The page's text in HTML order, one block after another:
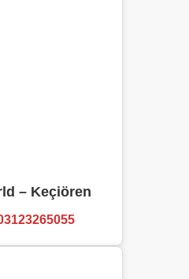
– Keçiören